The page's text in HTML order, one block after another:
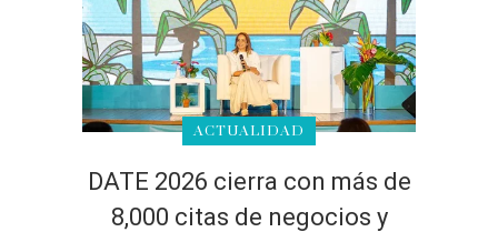
ACTUALIDAD
DATE 2026 cierra con más de
8,000 citas de negocios y